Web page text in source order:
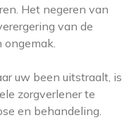
Het negeren van
van de
ongemak.
uw been uitstraalt, is
zorgverlener te
en behandeling.